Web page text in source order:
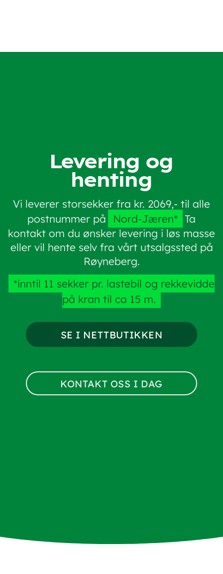
Levering og
henting
Vi leverer storsekker fra kr. 2069,- til alle
postnummer på
Nord-Jæren* Ta
kontakt om du ønsker levering i løs masse
eller vil hente selv fra vårt utsalgssted på
Røyneberg.
*inntil 11 sekker pr. lastebil og rekkevidde
på kran til ca 15 m.
SE I NETTBUTIKKEN
KONTAKT OSS I DAG